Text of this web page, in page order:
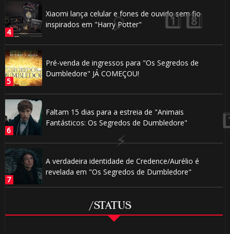
Xiaomi lança celular e fones de ouvido sem fio
inspirados em "Harry Potter"
Pré-venda de ingressos para "Os Segredos de
Dumbledore" JÁ COMEÇOU!
Faltam 15 dias para a estreia de "Animais
Fantásticos: Os Segredos de Dumbledore"
A verdadeira identidade de Credence/Aurélio é
revelada em "Os Segredos de Dumbledore"
/STATUS
1️⃣ 8️⃣
🎈
1️⃣ 8️⃣